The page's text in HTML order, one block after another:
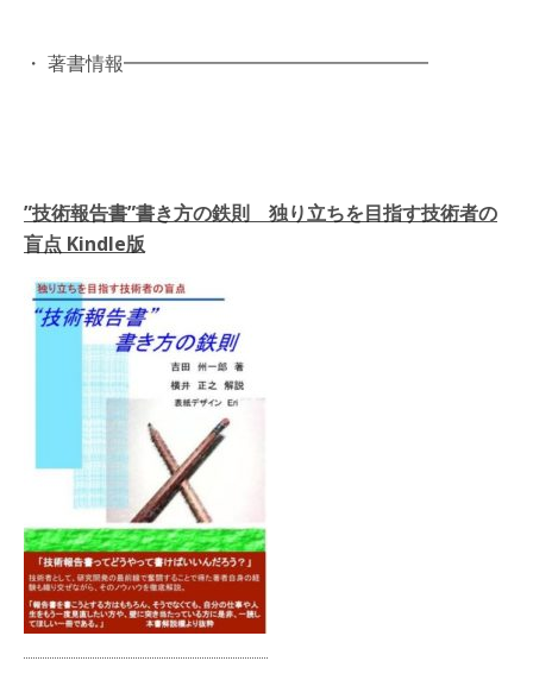
・ 著書情報━━━━━━━━━━━━━━━━
”技術報告書”書き方の鉄則 独り立ちを目指す技術者の
盲点 Kindle版